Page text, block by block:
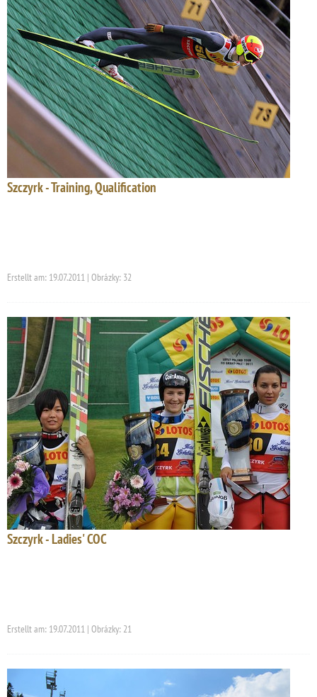
Szczyrk - Training, Qualification
Erstellt am: 19.07.2011 | Obrázky: 32
Szczyrk - Ladies' COC
Erstellt am: 19.07.2011 | Obrázky: 21